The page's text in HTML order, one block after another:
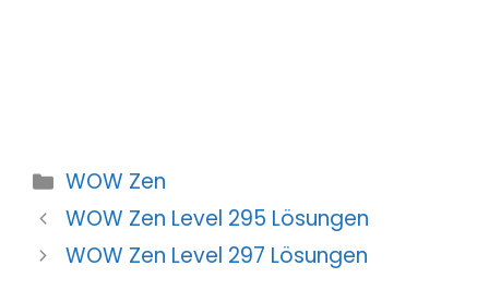
Kategorien
WOW Zen
WOW Zen Level 295 Lösungen
WOW Zen Level 297 Lösungen